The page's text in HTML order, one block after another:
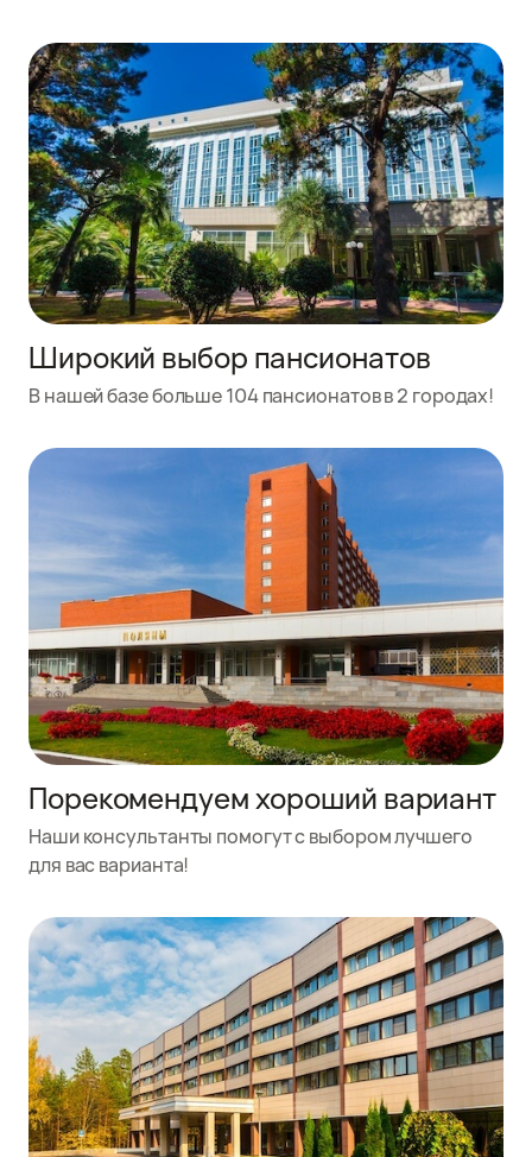
Широкий выбор пансионатов
В нашей базе больше 104 пансионатов в 2 городах!
Порекомендуем хороший вариант
Наши консультанты помогут с выбором лучшего
для вас варианта!